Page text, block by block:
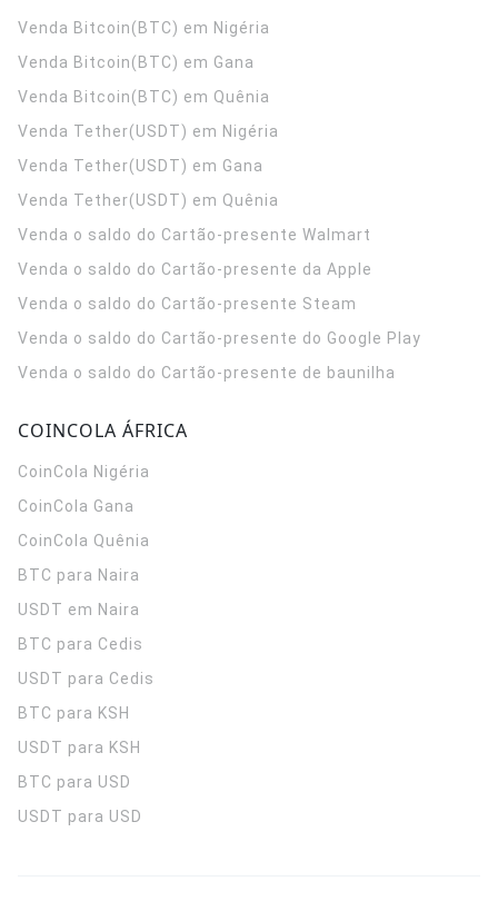
Venda Bitcoin(BTC) em Nigéria
Venda Bitcoin(BTC) em Gana
Venda Bitcoin(BTC) em Quênia
Venda Tether(USDT) em Nigéria
Venda Tether(USDT) em Gana
Venda Tether(USDT) em Quênia
Venda o saldo do Cartão-presente Walmart
Venda o saldo do Cartão-presente da Apple
Venda o saldo do Cartão-presente Steam
Venda o saldo do Cartão-presente do Google Play
Venda o saldo do Cartão-presente de baunilha
COINCOLA ÁFRICA
CoinCola Nigéria
CoinCola Gana
CoinCola Quênia
BTC para Naira
USDT em Naira
BTC para Cedis
USDT para Cedis
BTC para KSH
USDT para KSH
BTC para USD
USDT para USD